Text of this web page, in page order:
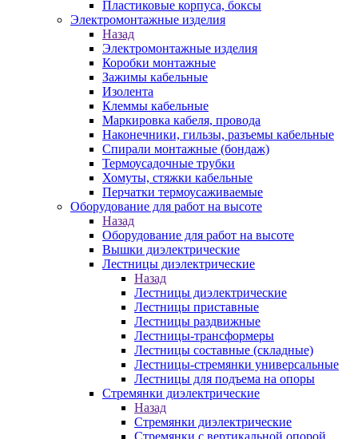
Пластиковые корпуса, боксы
Электромонтажные изделия
Назад
Электромонтажные изделия
Коробки монтажные
Зажимы кабельные
Изолента
Клеммы кабельные
Маркировка кабеля, провода
Наконечники, гильзы, разъемы кабельные
Спирали монтажные (бондаж)
Термоусадочные трубки
Хомуты, стяжки кабельные
Перчатки термоусаживаемые
Оборудование для работ на высоте
Назад
Оборудование для работ на высоте
Вышки диэлектрические
Лестницы диэлектрические
Назад
Лестницы диэлектрические
Лестницы приставные
Лестницы раздвижные
Лестницы-трансформеры
Лестницы составные (складные)
Лестницы-стремянки универсальные
Лестницы для подъема на опоры
Стремянки диэлектрические
Назад
Стремянки диэлектрические
Стремянки с вертикальной опорой